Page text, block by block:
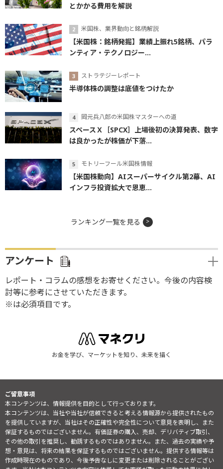
とかかる費用を解説
米国株、業界動向と銘柄解説
【米国株：銘柄発掘】業績上振れ5銘柄、パラ
ンティア・テクノロジー...
ストラテジーレポート
半導体株の調整は底値をつけたか
岡元兵八郎の米国株マスターへの道
スペースＸ［SPCX］上場後初の決算発表、数字
は良かったが株価が下落...
モトリーフール米国株情報
【米国株動向】AIスーパーサイクル第2幕、AI
インフラ投資拡大で恩恵...
ランキング一覧を見る
アンケート
レポート・コラムの感想をお寄せください。今後の内容検
討等に参考にさせていただきます。
※は必須項目です。
お金を学び、マーケットを知り、未来を描く
ご留意事項
本コンテンツは、情報提供を目的として行っております。
本コンテンツは、当社や当社が信頼できると考える情報源から提供されたもの
を提供していますが、当社はその正確性や完全性について意見を表明し、また
保証するものではございません。有価証券の購入、売却、デリバティブ取引、
その他の取引を推奨し、勧誘するものではありません。また、過去の実績や予
想・意見は、将来の結果を保証するものではございません。提供する情報等は
作成時現在のものであり、今後予告なしに変更または削除されることがござい